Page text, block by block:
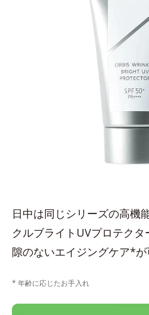
日中は同じシリーズの高機
クルブライトUVプロテク
隙のないエイジングケア*が
* 年齢に応じたお手入れ